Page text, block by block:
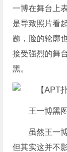
一博在舞台上
是导致照片看
题，脸的轮廓
接受强烈的舞
黑。
王一博黑
虽然王一
但其实这并不